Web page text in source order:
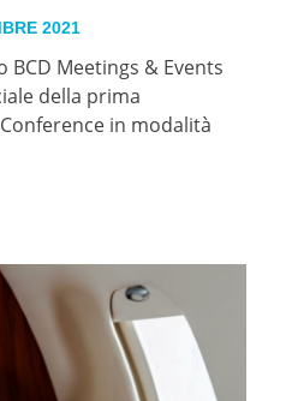
2021
BCD Meetings & Events
della prima
in modalità